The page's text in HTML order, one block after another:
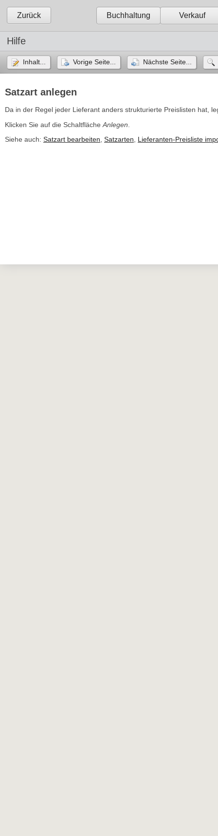
Zurück Buchhaltung Verkauf
Hilfe
Inhalt... Vorige Seite... Nächste Seite...
Satzart anlegen
Da in der Regel jeder Lieferant anders strukturierte Preislisten hat,
Klicken Sie auf die Schaltfläche Anlegen
Siehe auch: Satzart bearbeiten, Satzarten, Lieferanten-Preisliste